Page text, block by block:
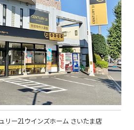
リー21ウインズホーム さいたま店